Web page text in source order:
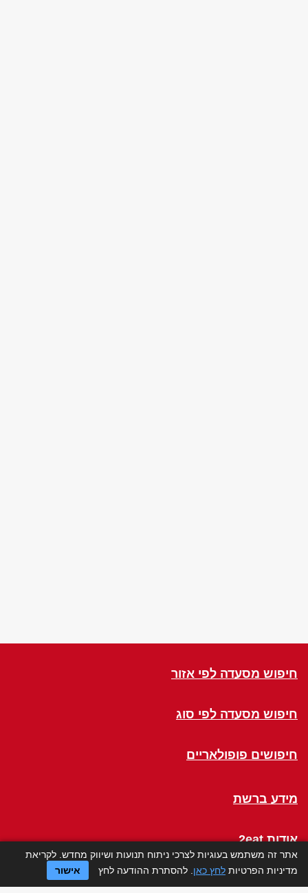
חיפוש מסעדה לפי אזור
חיפוש מסעדה לפי סוג
חיפושים פופולאריים
מידע ברשת
אודות 2eat
Click a Table
אתר זה משתמש בעוגיות לצרכי ניתוח תנועות ושיווק מחדש. לקריאת
מדיניות הפרטיות לחץ כאן . להסתרת ההודעה לחץ אישור